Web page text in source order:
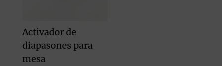
Activador de
diapasones para
mesa